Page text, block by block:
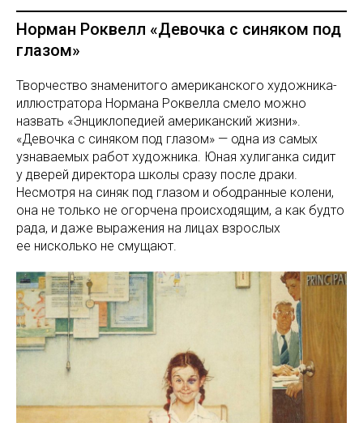
Норман Роквелл «Девочка с синяком под
глазом»
Творчество знаменитого американского художника-
иллюстратора Нормана Роквелла смело можно
назвать «Энциклопедией американский жизни».
«Девочка с синяком под глазом» — одна из самых
узнаваемых работ художника. Юная хулиганка сидит
у дверей директора школы сразу после драки.
Несмотря на синяк под глазом и ободранные колени,
она не только не огорчена происходящим, а как будто
рада, и даже выражения на лицах взрослых
ее нисколько не смущают.